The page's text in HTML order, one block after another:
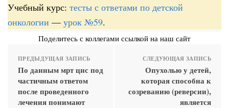
Учебный курс: тесты с ответами по детской
онкологии — урок №59.
Поделитесь с коллегами ссылкой на наш сайт
ПРЕДЫДУЩАЯ ЗАПИСЬ
По данным мрт цнс под
частичным ответом
после проведенного
лечения понимают
СЛЕДУЮЩАЯ ЗАПИСЬ
Опухолью у детей,
которая способна к
созреванию (реверсии),
является